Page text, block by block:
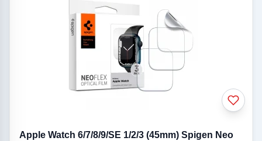
Apple Watch 6/7/8/9/SE 1/2/3 (45mm) Spigen Neo